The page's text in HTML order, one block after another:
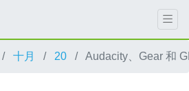
十月 20 Audacity、Gear 和